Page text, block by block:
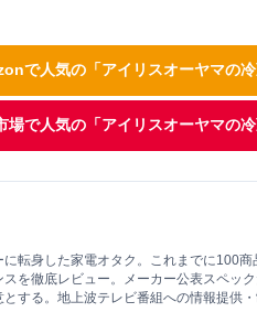
で人気の「アイリスオーヤマの
場で人気の「アイリスオーヤマの
転身した家電オタク。これまでに100
を徹底レビュー。メーカー公表スペッ
する。地上波テレビ番組への情報提供・